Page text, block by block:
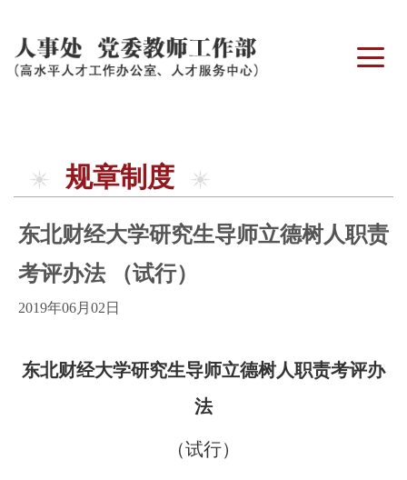
规章制度
东北财经大学研究生导师立德树人职责
考评办法 （试行）
2019年06月02日
东北财经大学研究生导师立德树人职责考评办
法
（试行）